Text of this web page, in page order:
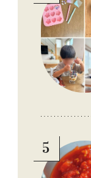
5